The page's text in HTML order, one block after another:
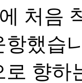
처음
했습
향하